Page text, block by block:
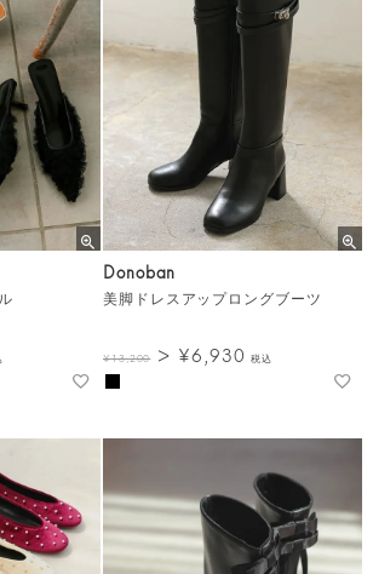
Donoban
美脚ドレスアップロングブーツ
¥13,200 ¥6,930 税込